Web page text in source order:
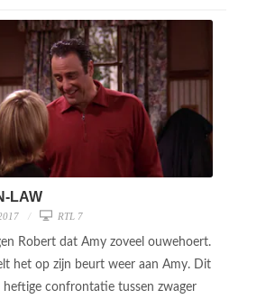
LAW
RTL 7
Robert dat Amy zoveel ouwehoert.
het op zijn beurt weer aan Amy. Dit
heftige confrontatie tussen zwager